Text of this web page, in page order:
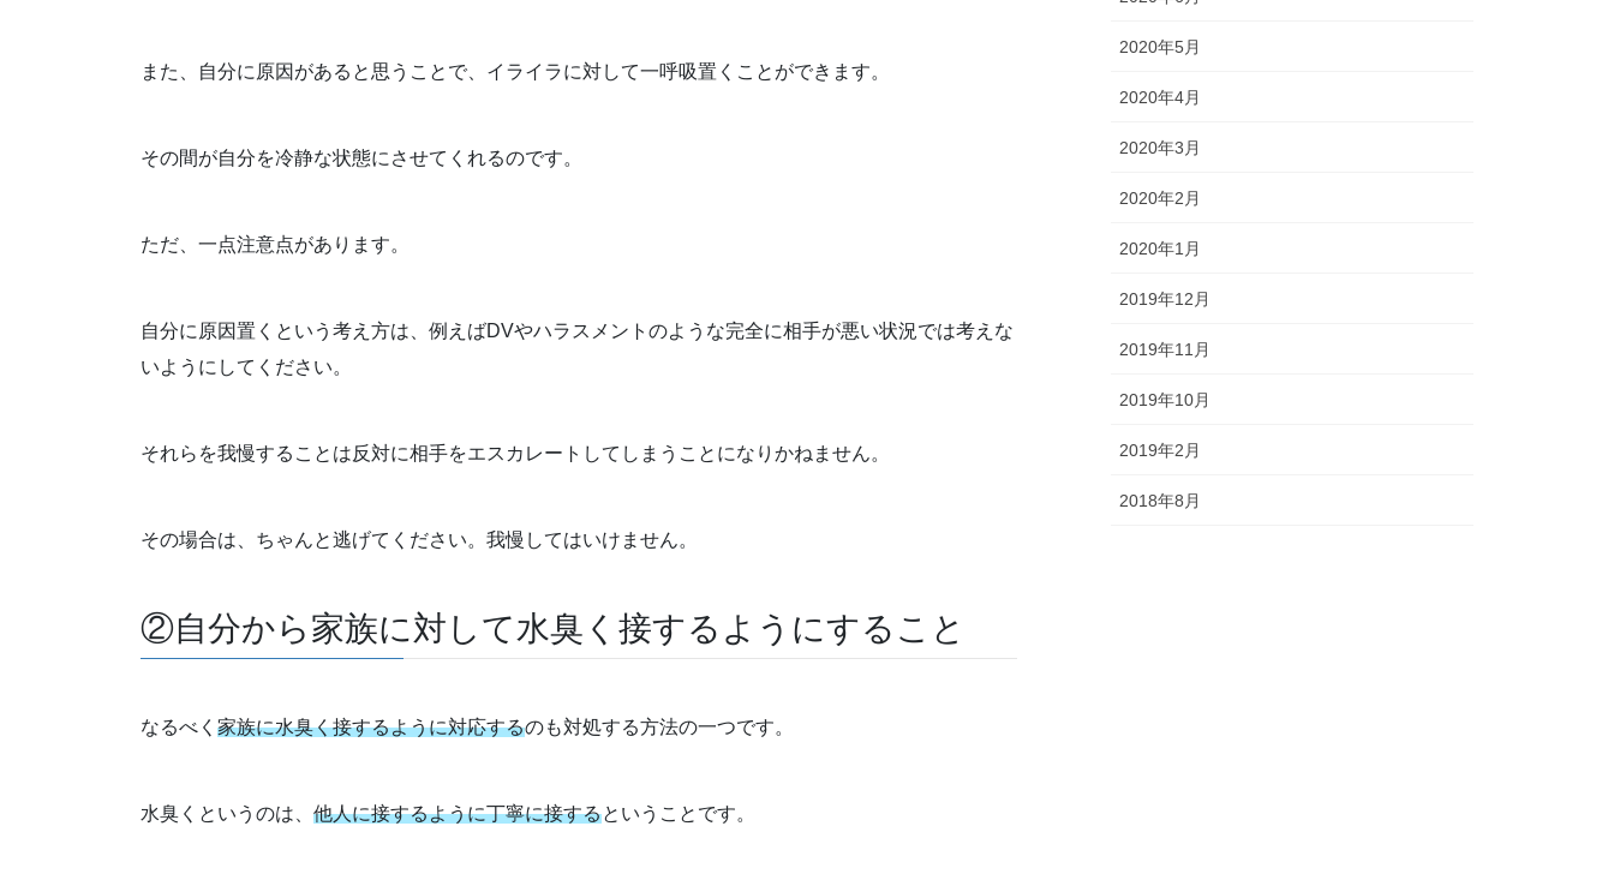
また、自分に原因があると思うことで、イライラに対して一呼吸置くことができます。
その間が自分を冷静な状態にさせてくれるのです。
ただ、一点注意点があります。
自分に原因置くという考え方は、例えばDVやハラスメントのような完全に相手が悪い状況では考えな
いようにしてください。
それらを我慢することは反対に相手をエスカレートしてしまうことになりかねません。
その場合は、ちゃんと逃げてください。我慢してはいけません。
②自分から家族に対して水臭く接するようにすること
なるべく 家族に水臭く接するように対応するのも対処する方法の一つです。
水臭くというのは、 他人に接するように丁寧に接するということです。
2020年5月
2020年4月
2020年3月
2020年2月
2020年1月
2019年12月
2019年11月
2019年10月
2019年2月
2018年8月